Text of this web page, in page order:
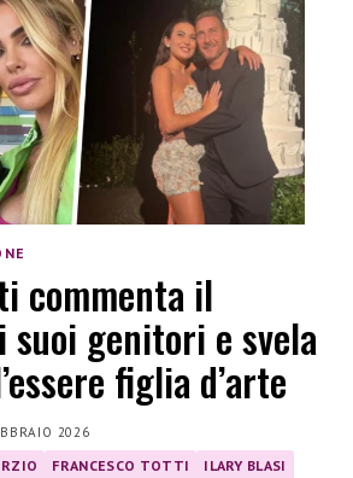
commenta il
suoi genitori e svela
figlia d’arte
2026
FRANCESCO TOTTI ILARY BLASI